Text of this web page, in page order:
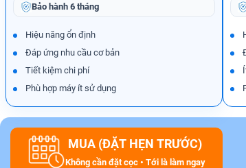
Bảo Hành One
Bảo hành 6 tháng
Hiệu năng ổn định
Đáp ứng nhu cầu cơ bản
Tiết kiệm chi phí
Phù hợp máy ít sử dụng
MUA (ĐẶT HẸN TRƯỚC)
Không cần đặt cọc • Tới là làm ngay